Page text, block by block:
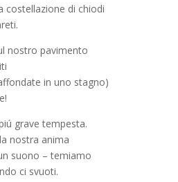
costellazione di chiodi
nostro pavimento
in uno stagno)
grave tempesta.
nostra anima
suono – temiamo
ci svuoti.